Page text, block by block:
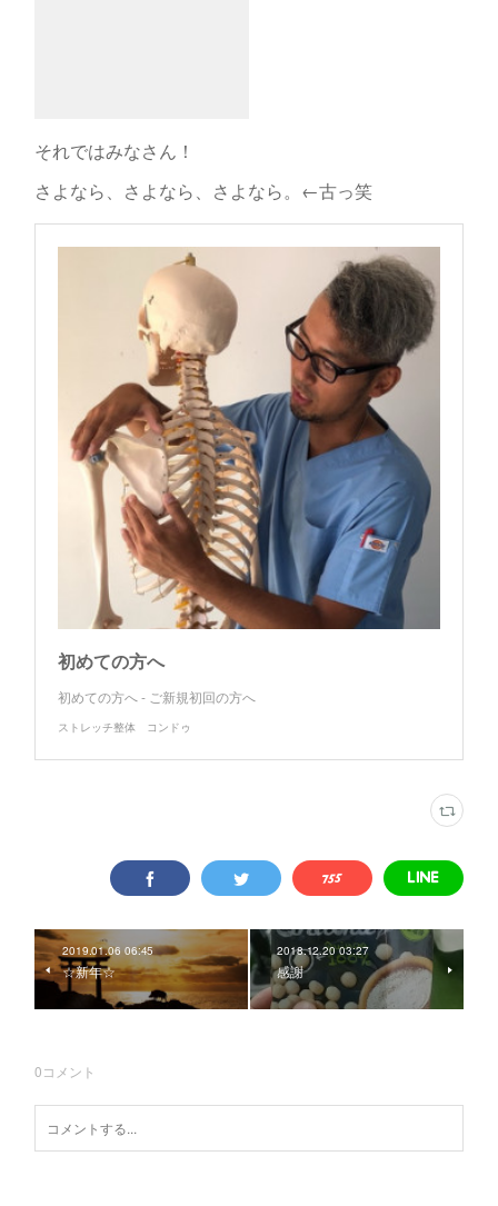
それではみなさん！
さよなら、さよなら、さよなら。←古っ笑
初めての方へ
初めての方へ - ご新規初回の方へ
ストレッチ整体 コンドゥ
2019.01.06 06:45
☆新年☆
2018.12.20 03:27
感謝
0コメント